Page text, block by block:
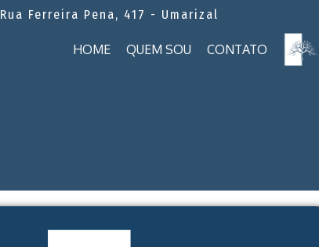
Rua Ferreira Pena, 417 - Umarizal
HOME QUEM SOU CONTATO